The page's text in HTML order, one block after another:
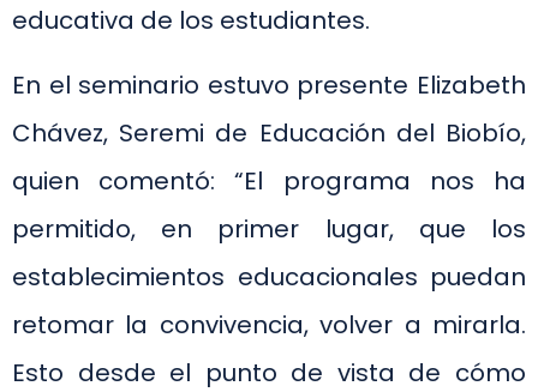
educativa de los estudiantes.
En el seminario estuvo presente Elizabeth
Chávez, Seremi de Educación del Biobío,
quien comentó: “El programa nos ha
permitido, en primer lugar, que los
establecimientos educacionales puedan
retomar la convivencia, volver a mirarla.
Esto desde el punto de vista de cómo